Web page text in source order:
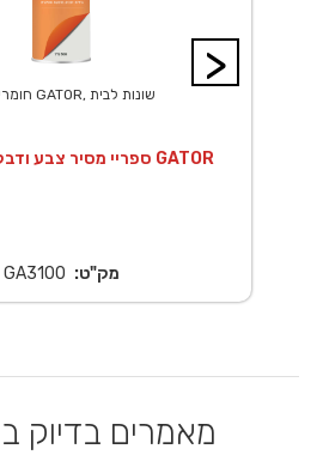
>
חומרי ניקוי GATOR, שונות לבית
ספריי מסיר צבע ודבקים 500 מ"ל GATOR
מק"ט: GA3100
מאמרים בדיוק